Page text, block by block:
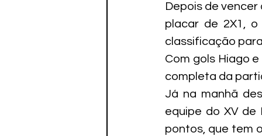
Depois de vencer
placar de 2X1,
classificação
Com gols Hiago
completa da
Já na manhã
equipe do XV de
pontos, que tem